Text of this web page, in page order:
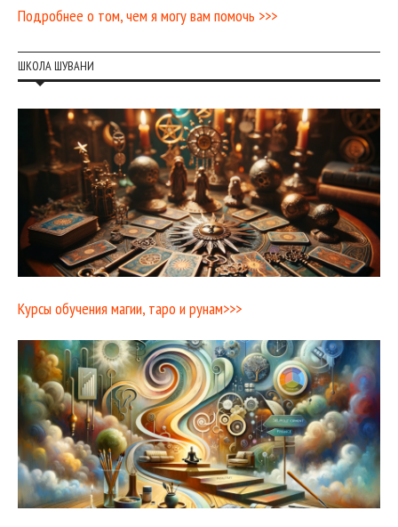
Подробнее о том, чем я могу вам помочь >>>
ШКОЛА ШУВАНИ
Курсы обучения магии, таро и рунам>>>